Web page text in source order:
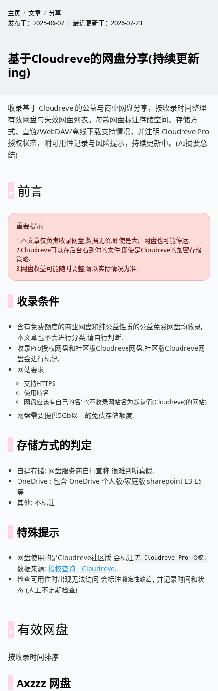
主页 文章
分享
发布于： 2025-06-07 最近更新于： 2026-07-23
基于Cloudreve的网盘分享(持续更新
ing)
收录基于 Cloudreve 的公益与商业网盘分享，按收录时间整理
有效网盘与失效网盘列表。每款网盘标注存储空间、存储方
式、直链/WebDAV/离线下载支持情况，并注明 Cloudreve Pro
授权状态，附可用性记录与风险提示，持续更新中。(AI摘要总
结)
前言
重要提示
1.本文章仅负责收录网盘,数据无价.即使是大厂网盘也可能停运.
2.Cloudreve可以在后台看到你的文件,即使是Cloudreve的加密存储
策略.
3.网盘权益可能随时调整,请以实际情况为准.
收录条件
含有免费额度的商业网盘和纯公益性质的公益免费网盘均收录,
本文章也不会进行分类,请自行判断.
收录Pro授权网盘和社区版Cloudreve网盘.社区版Cloudreve网
盘会进行标记.
网站要求
支持HTTPS
使用域名
网盘应该有自己的名字(不收录网站名为默认值(Cloudreve)的网站)
网盘需要提供5Gb以上的免费存储额度.
存储方式的判定
自建存储: 网盘服务商自行宣称 很难判断真假.
OneDrive : 包含 OneDrive 个人版/家庭版 sharepoint E3 E5
等
其他: 不标注
特殊提示
网盘使用的是Cloudreve社区版 会标注无 Cloudreve Pro 授权.
数据来源: 授权查询 - Cloudreve.
检查可用性时出现无法访问 会标注稳定性较差 , 并记录时间和状
态.(人工不定期检查)
有效网盘
按收录时间排序
Axzzz 网盘